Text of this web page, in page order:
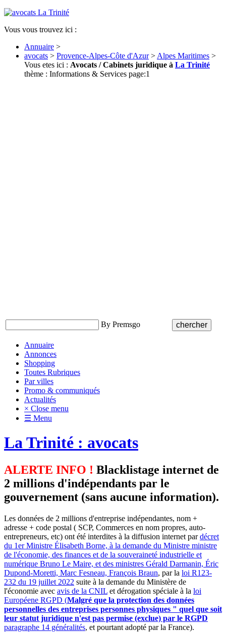
Vous vous trouvez ici :
Annuaire >
avocats > Provence-Alpes-Côte d'Azur> Alpes Maritimes >
Vous etes ici : Avocats / Cabinets juridique à La Trinité
thème : Informations & Services page:1
By Premsgo
Annuaire
Annonces
Shopping
Toutes Rubriques
Par villes
Promo & communiqués
Actualités
× Close menu
☰ Menu
La Trinité : avocats
ALERTE INFO ! Blacklistage internet de
2 millions d'indépendants par le
gouvernement (sans aucune information).
Les données de 2 millions d'entreprise indépendantes, nom +
adresse + code postal ( SCP, Commerces en nom propres, auto-
entrepreneurs, etc) ont été interdites à la diffusion internet pardécret
du 1er Ministre Élisabeth Borne, à la demande du Ministre ministre
de l'économie, des finances et de la souveraineté industrielle et
numérique Bruno Le Maire, et des ministres Gérald Darmanin, Éric
Dupond-Moretti, Marc Fesneau, François Braun, par la loi R123-
232 du 19 juillet 2022 suite à la demande du Ministère de
l'économie avec avis de la CNIL et dérogation spéciale à la loi
Européene RGPD (Malgré que la protection des données
personnelles des entreprises personnes physiques " quel que soit
leur statut juridique n'est pas permise (exclue) par le RGPD
paragraphe 14 généralités, et pourtant adopté par la France).